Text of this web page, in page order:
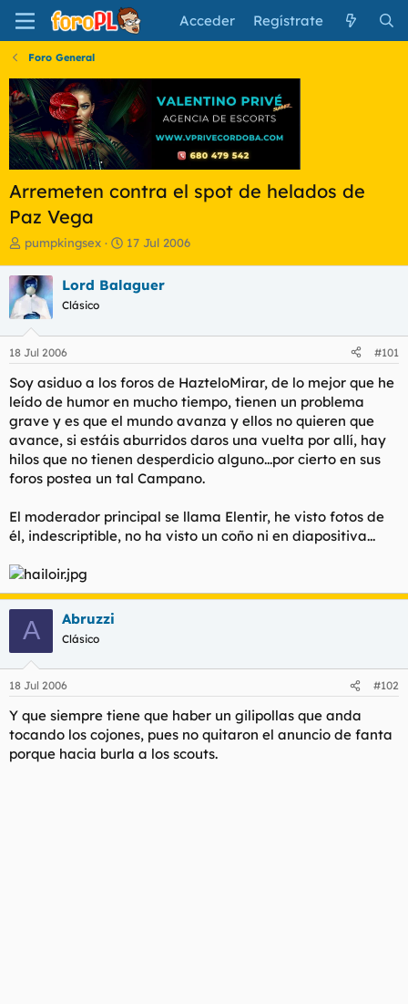
Acceder Regístrate
Foro General
Arremeten contra el spot de helados de
Paz Vega
I
i
c
a
d
o
d
e
l
t
e
a
pumpkingsex
F
h
e
i
c
i
o
17 Jul 2006
Lord Balaguer
Clásico
18 Jul 2006 #101
Soy asiduo a los foros de HazteloMirar, de lo mejor que he
leído de humor en mucho tiempo, tienen un problema
grave y es que el mundo avanza y ellos no quieren que
avance, si estáis aburridos daros una vuelta por allí, hay
hilos que no tienen desperdicio alguno...por cierto en sus
foros postea un tal Campano.
El moderador principal se llama Elentir, he visto fotos de
él, indescriptible, no ha visto un coño ni en diapositiva...
A Abruzzi
Clásico
18 Jul 2006 #102
Y que siempre tiene que haber un gilipollas que anda
tocando los cojones, pues no quitaron el anuncio de fanta
porque hacia burla a los scouts.